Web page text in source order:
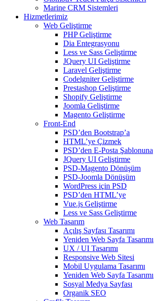
Marine CRM Sistemleri
Hizmetlerimiz
Web Geliştirme
PHP Geliştirme
Dia Entegrasyonu
Less ve Sass Geliştirme
JQuery UI Geliştirme
Laravel Geliştirme
Codelgniter Geliştirme
Prestashop Geliştirme
Shopify Geliştirme
Joomla Geliştirme
Magento Geliştirme
Front-End
PSD’den Bootstrap’a
HTML’ye Çizmek
PSD’den E-Posta Şablonuna
JQuery UI Geliştirme
PSD-Magento Dönüşüm
PSD-Joomla Dönüşüm
WordPress için PSD
PSD’den HTML’ye
Vue.js Geliştirme
Less ve Sass Geliştirme
Web Tasarım
Açılış Sayfası Tasarımı
Yeniden Web Sayfa Tasarımı
UX / UI Tasarımı
Responsive Web Sitesi
Mobil Uygulama Tasarımı
Yeniden Web Sayfa Tasarımı
Sosyal Medya Sayfası
Organik SEO